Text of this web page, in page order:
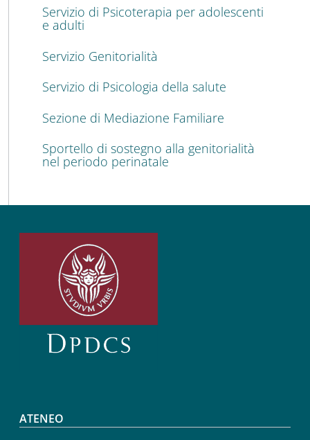
Servizio di Psicoterapia per adolescenti
e adulti
Servizio Genitorialità
Servizio di Psicologia della salute
Sezione di Mediazione Familiare
Sportello di sostegno alla genitorialità
nel periodo perinatale
Footer menu
ATENEO